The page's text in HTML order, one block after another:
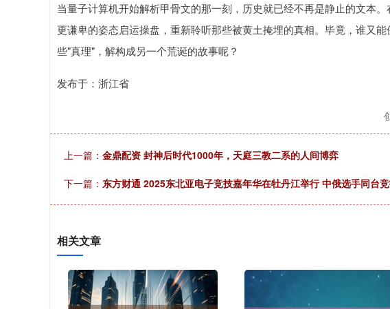
当量子计算机开始解析甲骨文的那一刻，历史就已经不再是静止的文本
更谦卑的姿态启运操盘，重新聆听那些被黄土掩埋的真相。毕竟，谁又
些"真理"，解构成另一个荒诞的故事呢？
发布于：浙江省
上一篇： 金鼎配资 封神后时代1000年，天庭三教二系的人间博弈
下一篇： 东方财通 2025东北亚电子竞技嘉年华在牡丹江举行 中俄选手同台
相关文章